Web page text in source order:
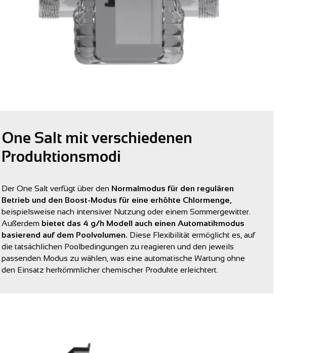
One Salt mit verschiedenen
Produktionsmodi
Der One Salt verfügt über den Normalmodus für den regulären
Betrieb und den Boost-Modus für eine erhöhte Chlormenge,
beispielsweise nach intensiver Nutzung oder einem Sommergewitter.
Außerdem bietet das 4 g/h Modell auch einen Automatikmodus
basierend auf dem Poolvolumen. Diese Flexibilität ermöglicht es, auf
die tatsächlichen Poolbedingungen zu reagieren und den jeweils
passenden Modus zu wählen, was eine automatische Wartung ohne
den Einsatz herkömmlicher chemischer Produkte erleichtert.